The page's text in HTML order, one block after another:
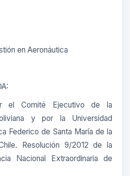
en Aeronáutica
el Comité Ejecutivo de la
y por la Universidad
Federico de Santa María de la
Resolución 9/2012 de la
Nacional Extraordinaria de